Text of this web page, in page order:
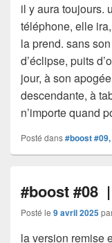
il y aura toujours.
téléphone, elle
la prend. sans
d’éclipse, puits
jour, à son
descendante, à
n’importe quand
Posté dans#boost
#boost #08
Posté le 9 avril 2025
la version remise